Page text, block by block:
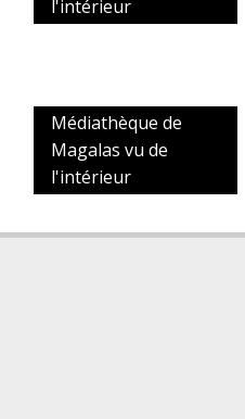
l'intérieur
Médiathèque de
Magalas vu de
l'intérieur